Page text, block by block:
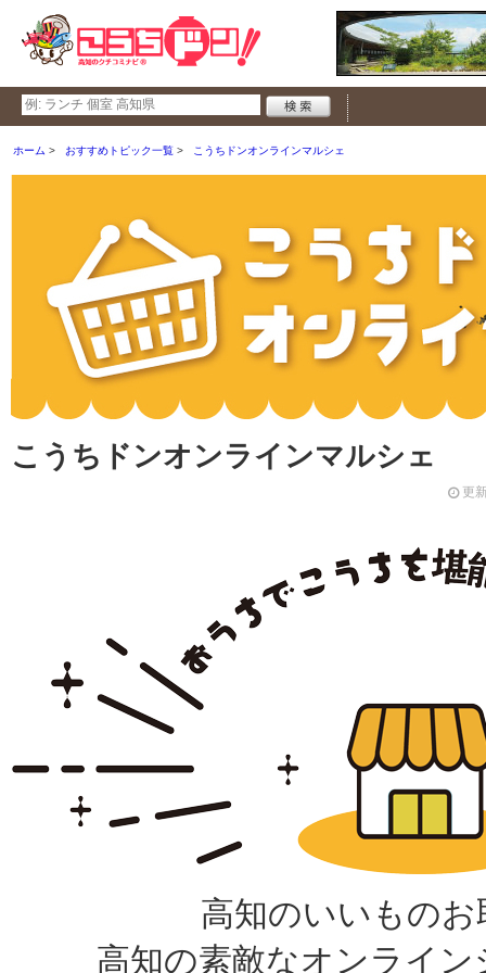
ホーム おすすめトピック一覧 こうちドンオンラインマルシェ
こうちドンオンラインマルシェ
更
高知のいいものお
高知の素敵なオンライ